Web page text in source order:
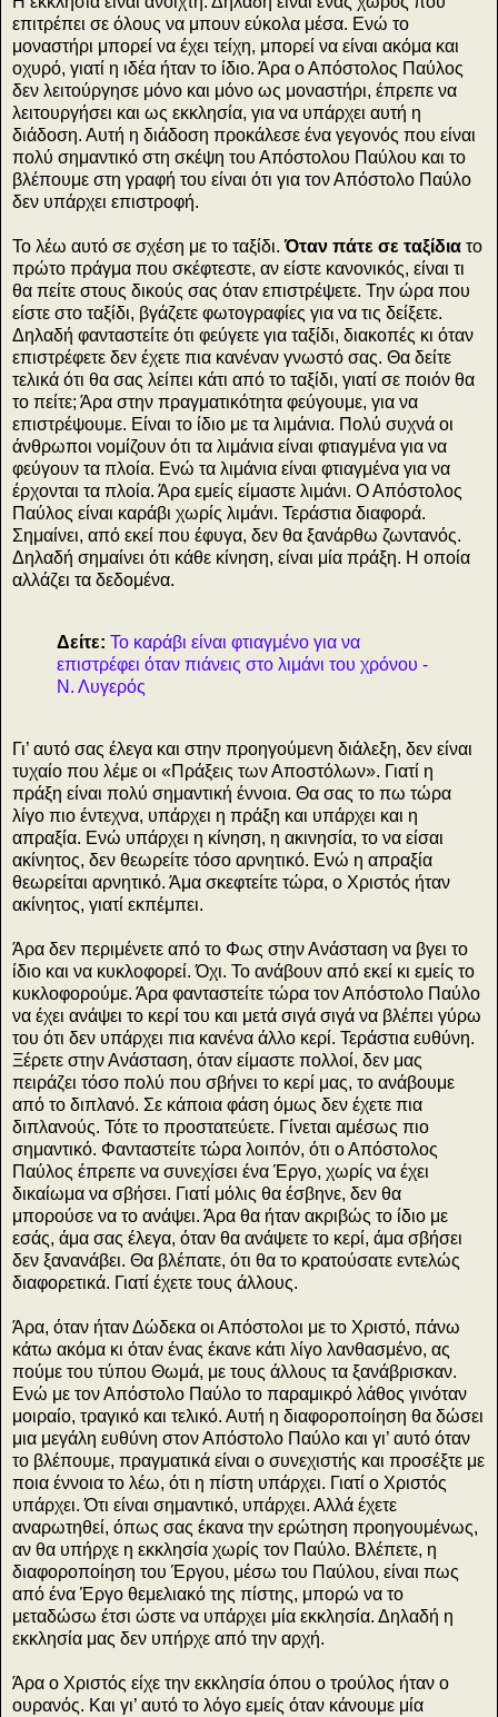
επιτρέπει σε όλους να μπουν εύκολα μέσα. Ενώ το
μοναστήρι μπορεί να έχει τείχη, μπορεί να είναι ακόμα και
οχυρό, γιατί η ιδέα ήταν το ίδιο. Άρα ο Απόστολος Παύλος
δεν λειτούργησε μόνο και μόνο ως μοναστήρι, έπρεπε να
λειτουργήσει και ως εκκλησία, για να υπάρχει αυτή η
διάδοση. Αυτή η διάδοση προκάλεσε ένα γεγονός που είναι
πολύ σημαντικό στη σκέψη του Απόστολου Παύλου και το
βλέπουμε στη γραφή του είναι ότι για τον Απόστολο Παύλο
δεν υπάρχει επιστροφή.
Το λέω αυτό σε σχέση με το ταξίδι.Όταν πάτε σε ταξίδια το
πρώτο πράγμα που σκέφτεστε, αν είστε κανονικός, είναι τι
θα πείτε στους δικούς σας όταν επιστρέψετε. Την ώρα που
είστε στο ταξίδι, βγάζετε φωτογραφίες για να τις δείξετε.
Δηλαδή φανταστείτε ότι φεύγετε για ταξίδι, διακοπές κι όταν
επιστρέφετε δεν έχετε πια κανέναν γνωστό σας. Θα δείτε
τελικά ότι θα σας λείπει κάτι από το ταξίδι, γιατί σε ποιόν θα
το πείτε; Άρα στην πραγματικότητα φεύγουμε, για να
επιστρέψουμε. Είναι το ίδιο με τα λιμάνια. Πολύ συχνά οι
άνθρωποι νομίζουν ότι τα λιμάνια είναι φτιαγμένα για να
φεύγουν τα πλοία. Ενώ τα λιμάνια είναι φτιαγμένα για να
έρχονται τα πλοία. Άρα εμείς είμαστε λιμάνι. Ο Απόστολος
Παύλος είναι καράβι χωρίς λιμάνι. Τεράστια διαφορά.
Σημαίνει, από εκεί που έφυγα, δεν θα ξανάρθω ζωντανός.
Δηλαδή σημαίνει ότι κάθε κίνηση, είναι μία πράξη. Η οποία
αλλάζει τα δεδομένα.
Δείτε: Το καράβι είναι φτιαγμένο για να
επιστρέφει όταν πιάνεις στο λιμάνι του χρόνου -
Ν. Λυγερός
Γι’ αυτό σας έλεγα και στην προηγούμενη διάλεξη, δεν είναι
τυχαίο που λέμε οι «Πράξεις των Αποστόλων». Γιατί η
πράξη είναι πολύ σημαντική έννοια. Θα σας το πω τώρα
λίγο πιο έντεχνα, υπάρχει η πράξη και υπάρχει και η
απραξία. Ενώ υπάρχει η κίνηση, η ακινησία, το να είσαι
ακίνητος, δεν θεωρείτε τόσο αρνητικό. Ενώ η απραξία
θεωρείται αρνητικό. Άμα σκεφτείτε τώρα, ο Χριστός ήταν
ακίνητος, γιατί εκπέμπει.
Άρα δεν περιμένετε από το Φως στην Ανάσταση να βγει το
ίδιο και να κυκλοφορεί. Όχι. Το ανάβουν από εκεί κι εμείς το
κυκλοφορούμε. Άρα φανταστείτε τώρα τον Απόστολο Παύλο
να έχει ανάψει το κερί του και μετά σιγά σιγά να βλέπει γύρω
του ότι δεν υπάρχει πια κανένα άλλο κερί. Τεράστια ευθύνη.
Ξέρετε στην Ανάσταση, όταν είμαστε πολλοί, δεν μας
πειράζει τόσο πολύ που σβήνει το κερί μας, το ανάβουμε
από το διπλανό. Σε κάποια φάση όμως δεν έχετε πια
διπλανούς. Τότε το προστατεύετε. Γίνεται αμέσως πιο
σημαντικό. Φανταστείτε τώρα λοιπόν, ότι ο Απόστολος
Παύλος έπρεπε να συνεχίσει ένα Έργο, χωρίς να έχει
δικαίωμα να σβήσει. Γιατί μόλις θα έσβηνε, δεν θα
μπορούσε να το ανάψει. Άρα θα ήταν ακριβώς το ίδιο με
εσάς, άμα σας έλεγα, όταν θα ανάψετε το κερί, άμα σβήσει
δεν ξανανάβει. Θα βλέπατε, ότι θα το κρατούσατε εντελώς
διαφορετικά. Γιατί έχετε τους άλλους.
Άρα, όταν ήταν Δώδεκα οι Απόστολοι με το Χριστό, πάνω
κάτω ακόμα κι όταν ένας έκανε κάτι λίγο λανθασμένο, ας
πούμε του τύπου Θωμά, με τους άλλους τα ξανάβρισκαν.
Ενώ με τον Απόστολο Παύλο το παραμικρό λάθος γινόταν
μοιραίο, τραγικό και τελικό. Αυτή η διαφοροποίηση θα δώσει
μια μεγάλη ευθύνη στον Απόστολο Παύλο και γι’ αυτό όταν
το βλέπουμε, πραγματικά είναι ο συνεχιστής και προσέξτε με
ποια έννοια το λέω, ότι η πίστη υπάρχει. Γιατί ο Χριστός
υπάρχει. Ότι είναι σημαντικό, υπάρχει. Αλλά έχετε
αναρωτηθεί, όπως σας έκανα την ερώτηση προηγουμένως,
αν θα υπήρχε η εκκλησία χωρίς τον Παύλο. Βλέπετε, η
διαφοροποίηση του Έργου, μέσω του Παύλου, είναι πως
από ένα Έργο θεμελιακό της πίστης, μπορώ να το
μεταδώσω έτσι ώστε να υπάρχει μία εκκλησία. Δηλαδή η
εκκλησία μας δεν υπήρχε από την αρχή.
Άρα ο Χριστός είχε την εκκλησία όπου ο τρούλος ήταν ο
ουρανός. Και γι’ αυτό το λόγο εμείς όταν κάνουμε μία